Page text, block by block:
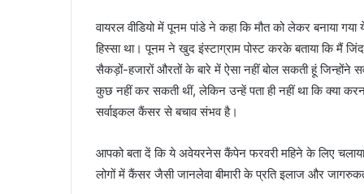
वायरल वीडियो में पूनम पांडे ने कहा कि मौत को लेकर बनाया
हिस्सा था। पूनम ने खुद इंस्टाग्राम पोस्ट करके बताया कि मैं
सैकड़ों-हजारों औरतों के बारे में ऐसा नहीं बोल सकती हूं जिन्होंने
कुछ नहीं कर सकती थीं, लेकिन उन्हें पता ही नहीं था कि क्या
सर्वाइकल कैंसर से बचाव संभव है।
आपको बता दें कि ये अवेयरनेस कैंपेन फरवरी महिने के लिए
लोगों में कैंसर जैसी जानलेवा बीमारी के प्रति इलाज और